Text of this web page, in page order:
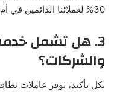
30% لعملائنا الدائمين في أم القيوين.
3. هل تشمل
والشركات؟
بكل تأكيد، نوفر عاملات